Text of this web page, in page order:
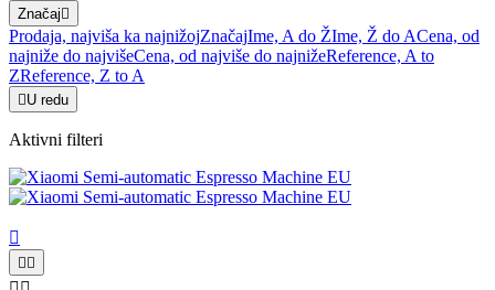
Značaj 
Prodaja, najviša ka najnižojZnačajIme, A do ŽIme, Ž do ACena, od
najniže do najvišeCena, od najviše do najnižeReference, A to
ZReference, Z to A
 U redu
Aktivni filteri

 